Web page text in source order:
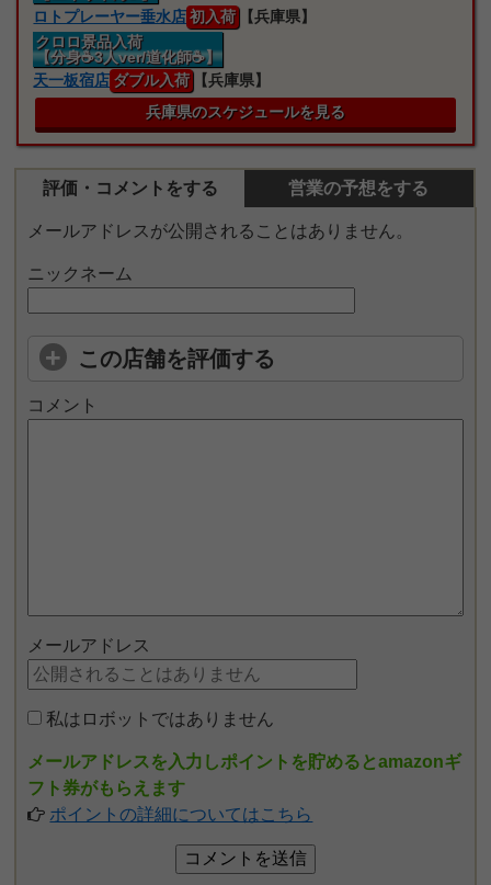
ロトプレーヤー垂水店 初入荷
【兵庫県】
クロロ景品入荷
【分身☕3人ver/道化師☕】
天一板宿店 ダブル入荷
【兵庫県】
兵庫県のスケジュールを見る
評価・コメントをする 営業の予想をする
メールアドレスが公開されることはありません。
ニックネーム
この店舗を評価する
コメント
メールアドレス
私はロボットではありません
メールアドレスを入力しポイントを貯めるとamazonギ
フト券がもらえます
ポイントの詳細についてはこちら